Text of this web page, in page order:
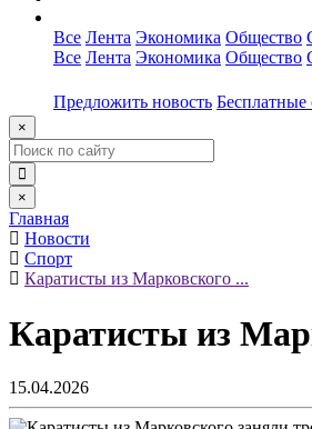
Все Лента Экономика Общество
Все Лента Экономика Общество
Предложить новость Бесплатные
×
×
Главная
Новости
Спорт
Каратисты из Марковского ...
Каратисты из
15.04.2026